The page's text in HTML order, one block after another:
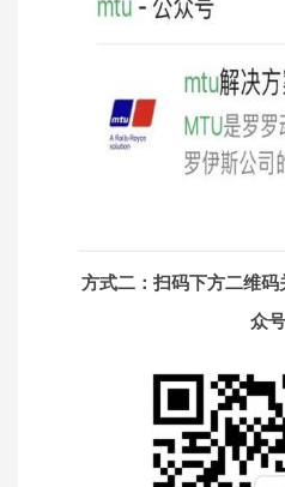
方式二： 扫码下方二维码
众号